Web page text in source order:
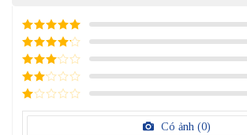
5/ 5 điểm
4/ 5
điểm
3/ 5
điểm
2/
điểm
1
Có ảnh (0)